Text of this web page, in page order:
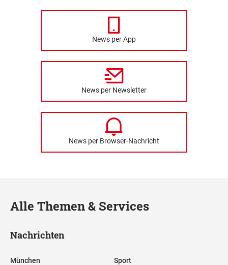
News per App
News per Newsletter
News per Browser-Nachricht
Alle Themen & Services
Nachrichten
München Sport